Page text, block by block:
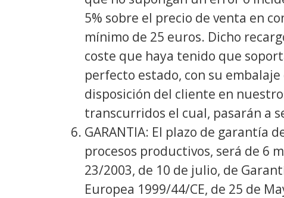
5% sobre el precio de venta en
mínimo de 25 euros. Dicho
coste que haya tenido que
perfecto estado, con su
disposición del cliente en
transcurridos el cual, pasarán a
GARANTIA: El plazo de garantía
procesos productivos, será de 6
23/2003, de 10 de julio, de
Europea 1999/44/CE, de 25 de